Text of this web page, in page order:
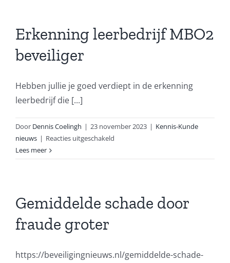
Erkenning leerbedrijf MBO2
beveiliger
Hebben jullie je goed verdiept in de erkenning
leerbedrijf die [...]
Door Dennis Coelingh | 23 november 2023 | Kennis-Kunde
nieuws | Reacties uitgeschakeld
leerbedrijf
Lees meer
Gemiddelde schade door
fraude groter
https://beveiligingnieuws.nl/gemiddelde-schade-